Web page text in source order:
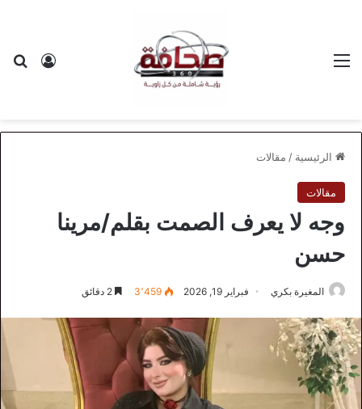
الرئيسية / مقالات
مقالات
وجه لا يعرف الصمت بقلم/مرينا
حسن
المغيرة بكري فبراير 19, 2026 3٬459